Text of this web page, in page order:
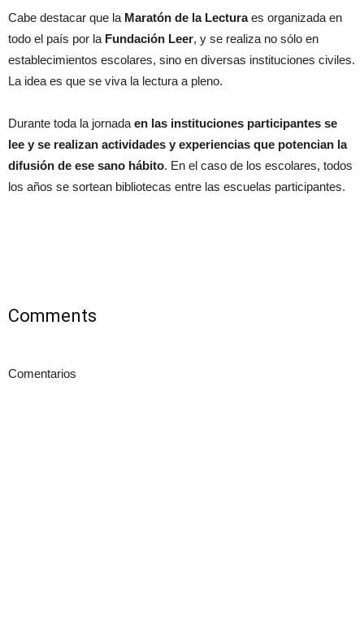
Cabe destacar que la Maratón de la Lecturaes organizada en
todo el país por la Fundación Leer, y se realiza no sólo en
establecimientos escolares, sino en diversas instituciones civiles.
La idea es que se viva la lectura a pleno.
Durante toda la jornada en las instituciones participantes se
lee y se realizan actividades y experiencias que potencian la
difusión de ese sano hábito. En el caso de los escolares, todos
los años se sortean bibliotecas entre las escuelas participantes.
Comments
Comentarios